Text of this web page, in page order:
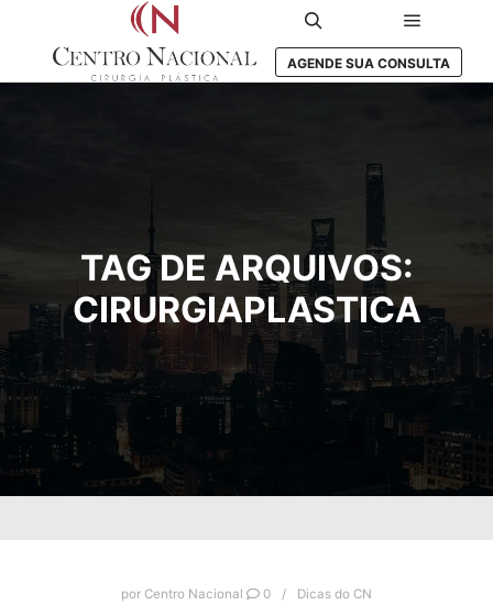
Pesquisa Menu
AGENDE SUA CONSULTA
TAG DE ARQUIVOS:
CIRURGIAPLASTICA
por Centro Nacional 0 Dicas do CN